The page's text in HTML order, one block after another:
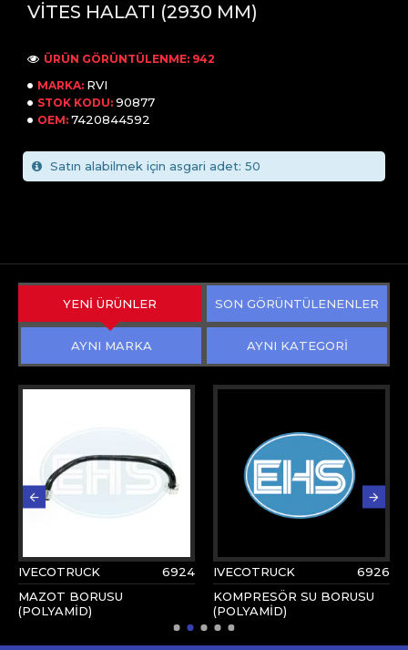
VİTES HALATI (2930 MM)
MARKA: RVI
STOK KODU: 90877
OEM: 7420844592
ÜRÜN GÖRÜNTÜLENME: 942
Satın alabilmek için asgari adet: 50
YENİ ÜRÜNLER SON GÖRÜNTÜLENENLER
AYNI MARKA AYNI KATEGORİ
IVECOTRUCK
6924
MAZOT BORUSU
(POLYAMİD)
IVECOTRUCK
6926
KOMPRESÖR SU BORUSU
(POLYAMİD)